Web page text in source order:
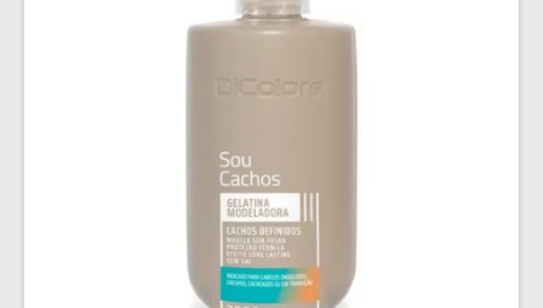
CABELELEIRO
LAVATORIOS + ACESSORIOS
MANICURE
POLTRONAS + ACESSORIOS